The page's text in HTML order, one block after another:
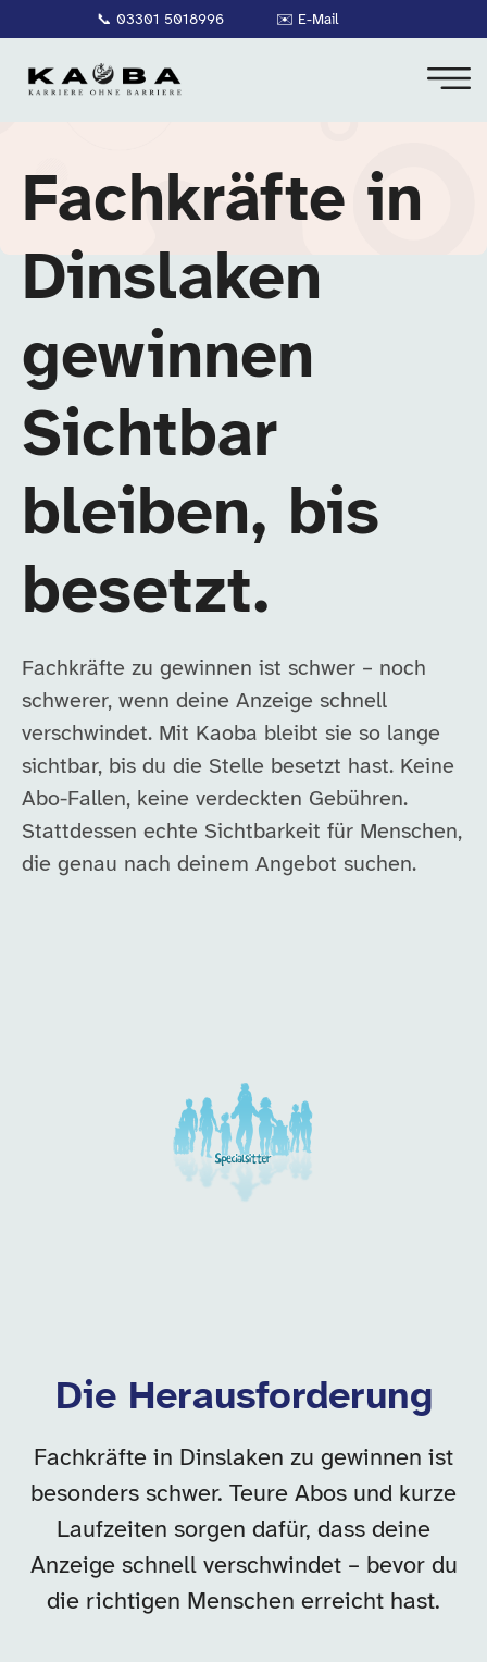
📞 03301 5018996 ✉️ E-Mail
Fachkräfte in
Dinslaken
gewinnen
Sichtbar
bleiben, bis
besetzt.
Fachkräfte zu gewinnen ist schwer – noch
schwerer, wenn deine Anzeige schnell
verschwindet. Mit Kaoba bleibt sie so lange
sichtbar, bis du die Stelle besetzt hast. Keine
Abo-Fallen, keine verdeckten Gebühren.
Stattdessen echte Sichtbarkeit für Menschen,
die genau nach deinem Angebot suchen.
Unsere Arbeitgeber in
Die Herausforderung
Fachkräfte in Dinslaken zu gewinnen ist
besonders schwer. Teure Abos und kurze
Laufzeiten sorgen dafür, dass deine
Anzeige schnell verschwindet – bevor du
die richtigen Menschen erreicht hast.